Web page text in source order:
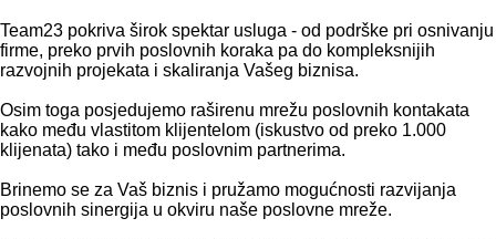
Team23 pokriva širok spektar usluga - od podrške pri osnivanju
firme, preko prvih poslovnih koraka pa do kompleksnijih
razvojnih projekata i skaliranja Vašeg biznisa.
Osim toga posjedujemo raširenu mrežu poslovnih kontakata
kako među vlastitom klijentelom (iskustvo od preko 1.000
klijenata) tako i među poslovnim partnerima.
Brinemo se za Vaš biznis i pružamo mogućnosti razvijanja
poslovnih sinergija u okviru naše poslovne mreže.